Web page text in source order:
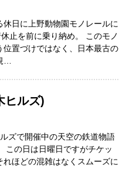
日に上野動物園モノレールに
止を前に乗り納め。 このモノ
置づけではなく、日本最古の
…
ヒルズ)
ズで開催中の天空の鉄道物語
この日は日曜日ですがチケッ
れほどの混雑はなくスムーズに